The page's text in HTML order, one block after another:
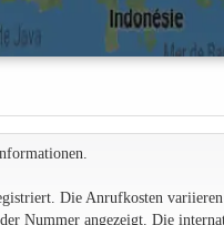
Die Anrufkosten
Nummer angezeigt. Die